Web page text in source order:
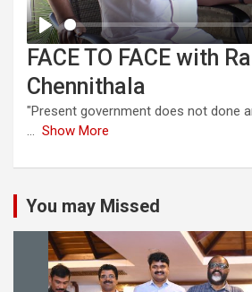
FACE TO FACE with
Chennithala
"Present government does not done
... Show More
You may Missed